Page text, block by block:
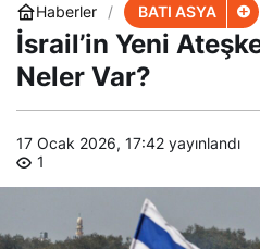
Haberler BATI ASYA
İsrail’in Yeni
Neler Var?
17 Ocak 2026, 17:42 yayınlandı
1